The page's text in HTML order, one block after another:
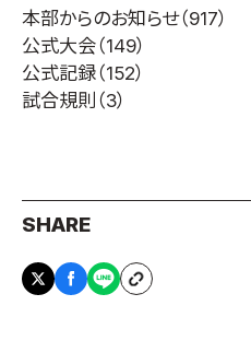
English
本部からのお知らせ（917）
公式大会（149）
公式記録（152）
試合規則 （3）
SHARE